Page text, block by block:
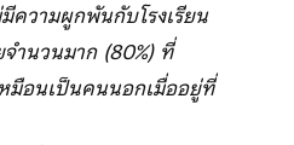
ความผูกพันกับโรงเรียน
ำนวนมาก (80%) ที่
มือนเป็นคนนอกเมื่ออยู่ที่